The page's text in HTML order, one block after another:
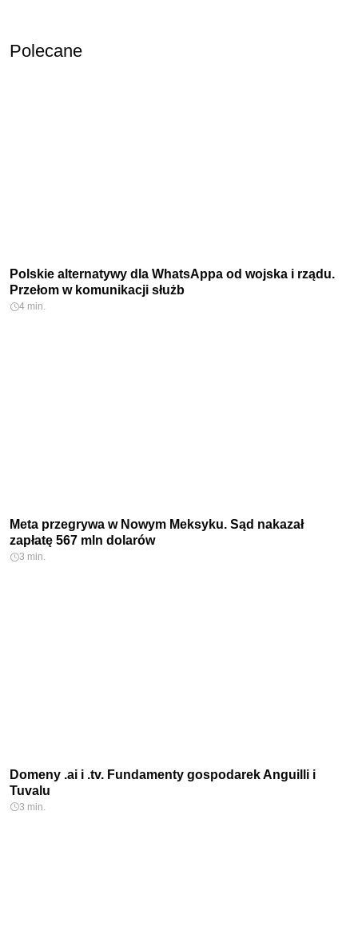
Polecane
Polskie alternatywy dla WhatsAppa od wojska i rządu.
Przełom w komunikacji służb
4 min.
Meta przegrywa w Nowym Meksyku. Sąd nakazał
zapłatę 567 mln dolarów
3 min.
Domeny .ai i .tv. Fundamenty gospodarek Anguilli i
Tuvalu
3 min.